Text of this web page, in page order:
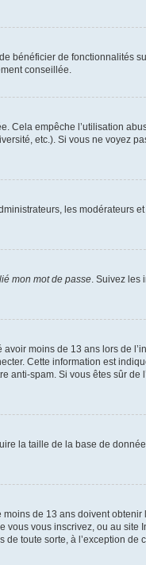
bénéficier de fonctionnalités
conseillée.
Cela empêche l’utilisation
etc.). Si vous ne voyez
les modérateurs
mon mot de passe . Suivez
moins de 13 ans lors de
Cette information est
anti-spam. Si vous êtes sûr de
la taille de la base de
de 13 ans doivent obtenir
vous vous inscrivez, ou au site
toute sorte, à l’exception de